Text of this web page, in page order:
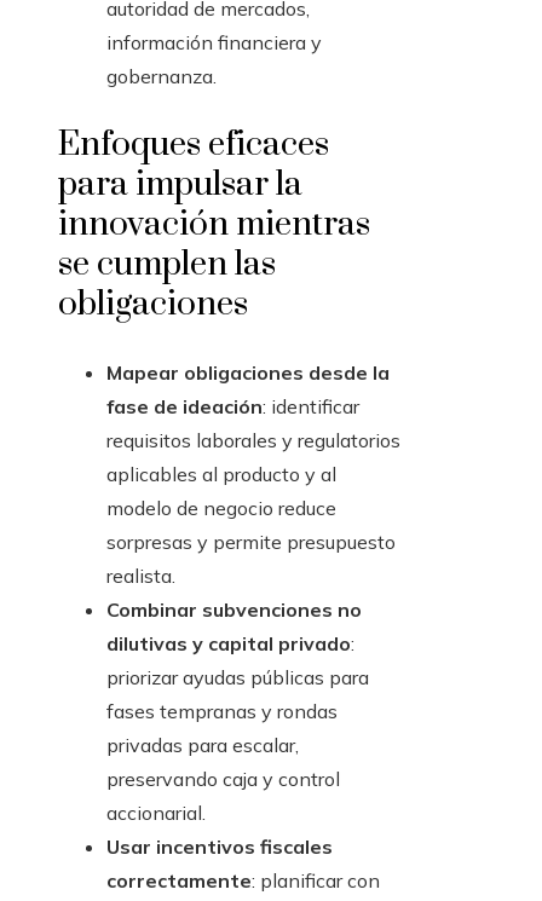
autoridad de mercados,
información financiera y
gobernanza.
Enfoques eficaces
para impulsar la
innovación mientras
se cumplen las
obligaciones
Mapear obligaciones desde la
fase de ideación: identificar
requisitos laborales y regulatorios
aplicables al producto y al
modelo de negocio reduce
sorpresas y permite presupuesto
realista.
Combinar subvenciones no
dilutivas y capital privado:
priorizar ayudas públicas para
fases tempranas y rondas
privadas para escalar,
preservando caja y control
accionarial.
Usar incentivos fiscales
correctamente: planificar con